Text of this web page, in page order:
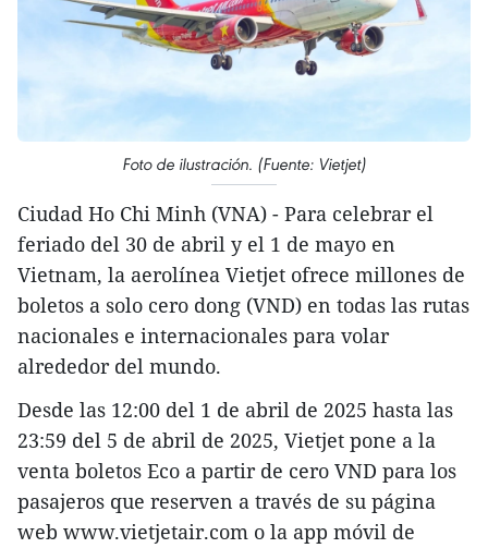
Foto de ilustración. (Fuente: Vietjet)
Ciudad Ho Chi Minh (VNA) - Para celebrar el
feriado del 30 de abril y el 1 de mayo en
Vietnam, la aerolínea Vietjet ofrece millones de
boletos a solo cero dong (VND) en todas las rutas
nacionales e internacionales para volar
alrededor del mundo.
Desde las 12:00 del 1 de abril de 2025 hasta las
23:59 del 5 de abril de 2025, Vietjet pone a la
venta boletos Eco a partir de cero VND para los
pasajeros que reserven a través de su página
web www.vietjetair.com o la app móvil de